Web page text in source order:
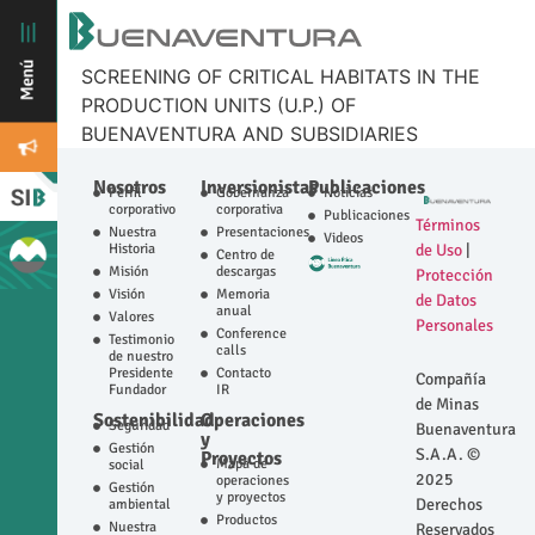
SCREENING OF CRITICAL HABITATS IN THE
PRODUCTION UNITS (U.P.) OF
BUENAVENTURA AND SUBSIDIARIES
Nosotros
Perfil
corporativo
Nuestra
Historia
Misión
Visión
Valores
Testimonio
de nuestro
Presidente
Fundador
Sostenibilidad
Seguridad
Gestión
social
Gestión
ambiental
Nuestra
Inversionistas
Gobernanza
corporativa
Presentaciones
Centro de
descargas
Memoria
anual
Conference
calls
Contacto
IR
Operaciones
y
Proyectos
Mapa de
operaciones
y proyectos
Productos
Publicaciones
Noticias
Publicaciones
Videos
Términos
de Uso
Protección
de Datos
Personales
Compañía
de Minas
Buenaventura
S.A.A. ©
2025
Derechos
Reservados